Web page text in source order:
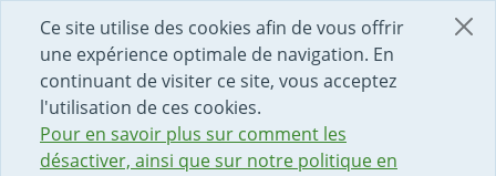
Ce site utilise des cookies afin de vous offrir
une expérience optimale de navigation. En
continuant de visiter ce site, vous acceptez
l'utilisation de ces cookies.
Pour en savoir plus sur comment les
désactiver, ainsi que sur notre politique en
DÉBUT DU CONTENU DE LA PAGE
ACCÈS AU CHAMP DE RECHERCHE
PAGE D'ACCUEIL
FORMULAIRE DE CONTACT